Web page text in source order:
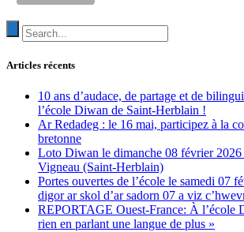
Articles récents
10 ans d’audace, de partage et de
l’école Diwan de Saint-Herblain !
Ar Redadeg : le 16 mai, participez à la
bretonne
Loto Diwan le dimanche 08 février 2026
Vigneau (Saint-Herblain)
Portes ouvertes de l’école le samedi 07
digor ar skol d’ar sadorn 07 a viz
REPORTAGE Ouest-France: À l’école
rien en parlant une langue de plus »